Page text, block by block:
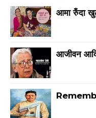
आमा रुँदा
आजीवन